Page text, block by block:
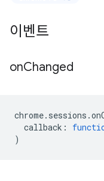
이벤트
onChanged
chrome. sessions .
callback :
)